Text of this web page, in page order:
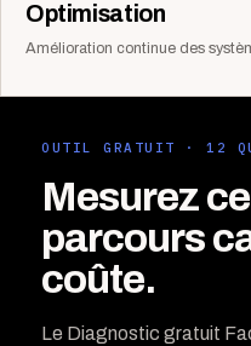
Optimisation
Amélioration continue des
OUTIL GRATUIT · 12
Mesurez
parcours
coûte.
Le Diagnostic gratuit